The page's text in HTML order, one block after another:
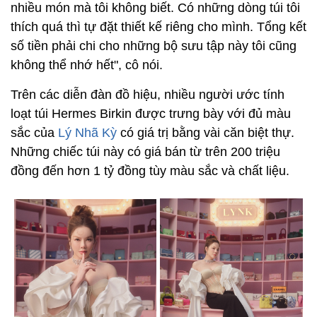
nhiều món mà tôi không biết. Có những dòng túi tôi
thích quá thì tự đặt thiết kế riêng cho mình. Tổng kết
số tiền phải chi cho những bộ sưu tập này tôi cũng
không thể nhớ hết", cô nói.
Trên các diễn đàn đồ hiệu, nhiều người ước tính
loạt túi Hermes Birkin được trưng bày với đủ màu
sắc của Lý Nhã Kỳ có giá trị bằng vài căn biệt thự.
Những chiếc túi này có giá bán từ trên 200 triệu
đồng đến hơn 1 tỷ đồng tùy màu sắc và chất liệu.